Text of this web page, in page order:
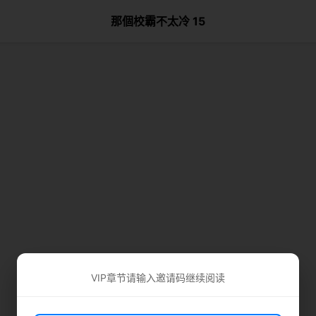
那個校霸不太冷 15
VIP章节请输入邀请码继续阅读